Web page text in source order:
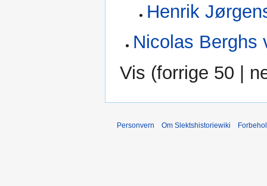
Henrik
Nicolas Berghs
Vis (forrige 50 |
Personvern Om Slektshistoriewiki